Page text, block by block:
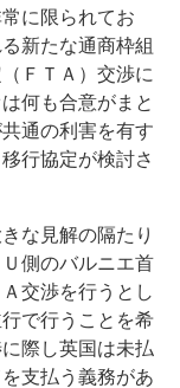
に限られてお
新たな通商枠組
ＦＴＡ）交渉に
何も合意がまと
通の利害を有す
行協定が検討さ
な見解の隔たり
側のバルニエ首
交渉を行うとし
で行うことを希
際し英国は未払
支払う義務があ